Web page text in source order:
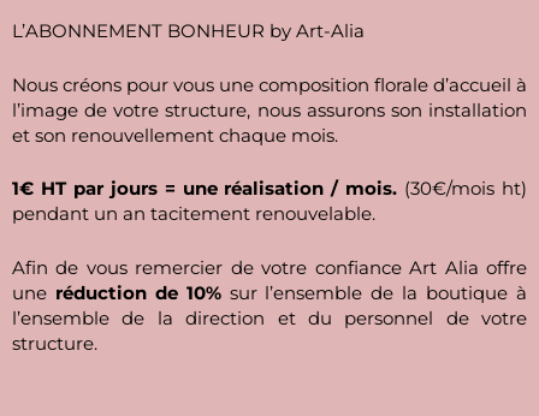
L’ABONNEMENT BONHEUR by Art-Alia
Nous créons pour vous une composition florale d’accueil à
l’image de votre structure, nous assurons son installation
et son renouvellement chaque mois.
1€ HT par jours = une réalisation / mois. (30€/mois ht)
pendant un an tacitement renouvelable.
Afin de vous remercier de votre confiance Art Alia offre
une réduction de 10%sur l’ensemble de la boutique à
l’ensemble de la direction et du personnel de votre
structure.